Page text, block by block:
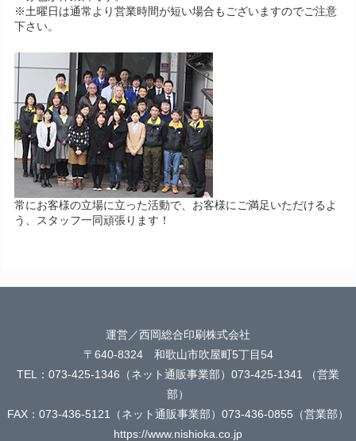
※土曜日は通常より営業時間が短い場合もございますのでご注意
下さい。
常にお客様の立場に立った活動で、お客様にご満足いただけるよ
う、スタッフ一同頑張ります！
運営／西岡総合印刷株式会社
〒640-8324 和歌山市吹屋町5丁目54
TEL：073-425-1346（ネット通販事業部）073-425-1341 （営業
部）
FAX：073-436-5121（ネット通販事業部）073-436-0855（営業部）
https://www.nishioka.co.jp